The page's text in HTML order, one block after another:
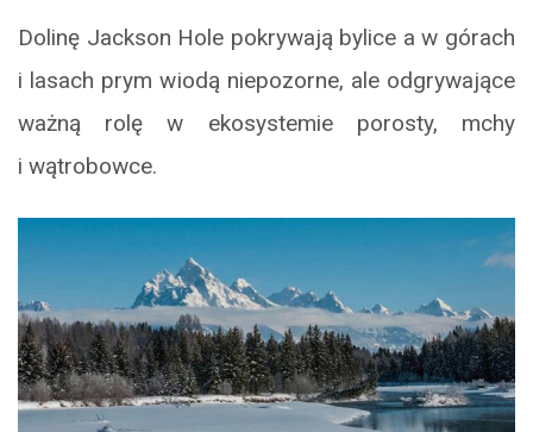
Dolinę Jackson Hole pokrywają bylice a w górach
i lasach prym wiodą niepozorne, ale odgrywające
ważną rolę w ekosystemie porosty, mchy
i wątrobowce.